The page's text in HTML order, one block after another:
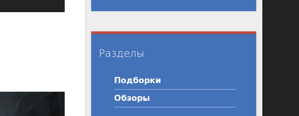
Разделы
Подборки
Обзоры